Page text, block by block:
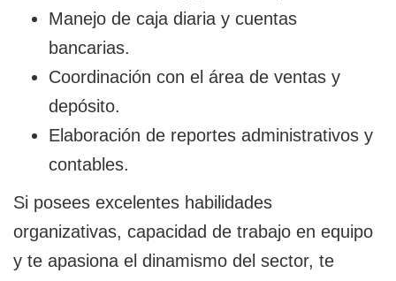
Manejo de caja diaria y cuentas
bancarias.
Coordinación con el área de ventas y
depósito.
Elaboración de reportes administrativos y
contables.
Si posees excelentes habilidades
organizativas, capacidad de trabajo en equipo
y te apasiona el dinamismo del sector, te